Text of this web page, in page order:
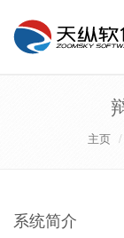
主页
系统简介